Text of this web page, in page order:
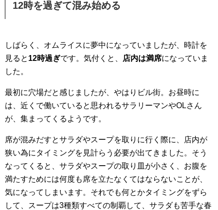
12時を過ぎて混み始める
しばらく、オムライスに夢中になっていましたが、時計を
見ると 12時過ぎです。気付くと、 店内は満席になっていま
した。
最初に穴場だと感じましたが、やはりビル街。お昼時に
は、近くで働いていると思われるサラリーマンやOLさん
が、集まってくるようです。
席が混みだすとサラダやスープを取りに行く際に、店内が
狭い為にタイミングを見計らう必要が出てきました。そう
なってくると、サラダやスープの取り皿が小さく、お腹を
満たすためには何度も席を立たなくてはならないことが、
気になってしまいます。それでも何とかタイミングをずら
して、スープは3種類すべての制覇して、サラダも苦手な春